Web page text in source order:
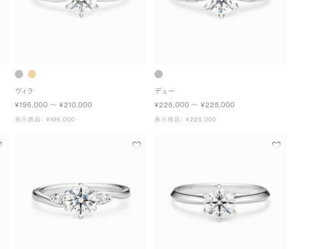
ヴィラ
¥196,000 〜 ¥210,000
表示商品： ¥196,000
デュー
¥225,000 〜 ¥225,000
表示商品： ¥225,000